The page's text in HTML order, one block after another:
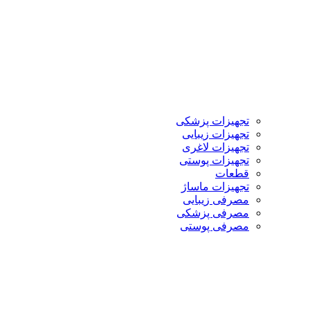
تجهیزات پزشکی
تجهیزات زیبایی
تجهیزات لاغری
تجهیزات پوستی
قطعات
تجهیزات ماساژ
مصرفی زیبایی
مصرفی پزشکی
مصرفی پوستی